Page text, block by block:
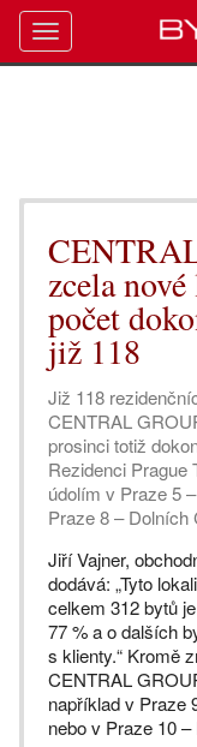
zcela
počet
již 118
Již 118
CENTRAL
prosinci totiž
Rezidenci Prague
údolím v Praze 5
Praze 8 – Dolních
Jiří Vajner,
dodává: „Tyto
celkem 312 bytů
77 % a o dalších
s klienty.“ Kromě
CENTRAL
například v Praze
nebo v Praze 10
Toggle
navigation